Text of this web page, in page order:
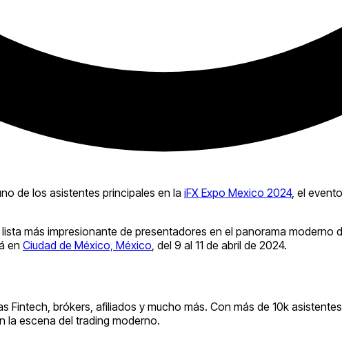
de los asistentes principales en la iFX Expo Mexico 2024, el
más impresionante de presentadores en el panorama
en Ciudad de México, México , del 9 al 11 de abril de 2024.
Fintech, brókers, afiliados y mucho más. Con más de 10k
la escena del trading moderno.